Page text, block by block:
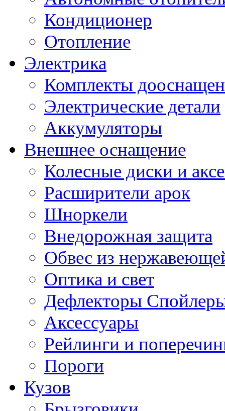
Кондиционер
Отопление
Электрика
Комплекты
Электрические детали
Аккумуляторы
Внешнее оснащение
Колесные диски и
Расширители арок
Шноркели
Внедорожная защита
Обвес из
Оптика и свет
Дефлекторы
Аксессуары
Рейлинги и
Пороги
Кузов